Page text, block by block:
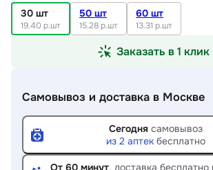
30 шт
19.40 р.шт
50 шт
15.28 р.шт
60 шт
13.31 р.шт
Заказать в 1 клик
Самовывоз и доставка в Москве
Сегодня самовывоз
из 2 аптек бесплатно